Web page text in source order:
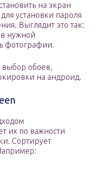
на экран
установки пароля
Выглядит это так:
в нужной
фотографии.
обоев,
на андроид.
их по важности
Сортирует